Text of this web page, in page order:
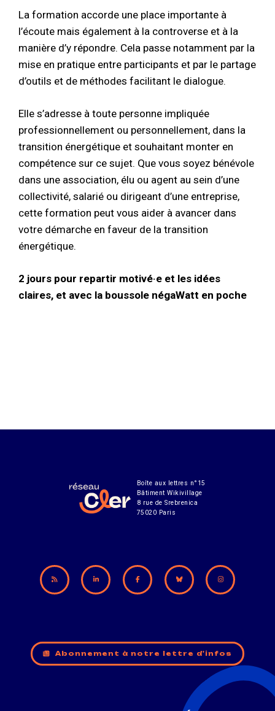
La formation accorde une place importante à
l’écoute mais également à la controverse et à la
manière d’y répondre. Cela passe notamment par la
mise en pratique entre participants et par le partage
d’outils et de méthodes facilitant le dialogue.
Elle s’adresse à toute personne impliquée
professionnellement ou personnellement, dans la
transition énergétique et souhaitant monter en
compétence sur ce sujet. Que vous soyez bénévole
dans une association, élu ou agent au sein d’une
collectivité, salarié ou dirigeant d’une entreprise,
cette formation peut vous aider à avancer dans
votre démarche en faveur de la transition
énergétique.
2 jours pour repartir motivé·e et les idées
claires, et avec la boussole négaWatt en poche
Boîte aux lettres n°15
Bâtiment Wikivillage
8 rue de Srebrenica
75020 Paris
Abonnement à notre lettre d'infos